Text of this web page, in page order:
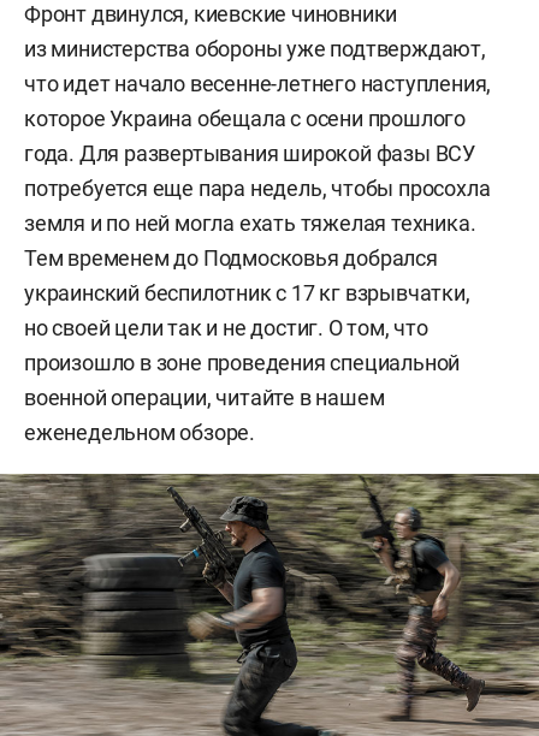
Фронт двинулся, киевские чиновники
из министерства обороны уже подтверждают,
что идет начало весенне-летнего наступления,
которое Украина обещала с осени прошлого
года. Для развертывания широкой фазы ВСУ
потребуется еще пара недель, чтобы просохла
земля и по ней могла ехать тяжелая техника.
Тем временем до Подмосковья добрался
украинский беспилотник с 17 кг взрывчатки,
но своей цели так и не достиг. О том, что
произошло в зоне проведения специальной
военной операции, читайте в нашем
еженедельном обзоре.